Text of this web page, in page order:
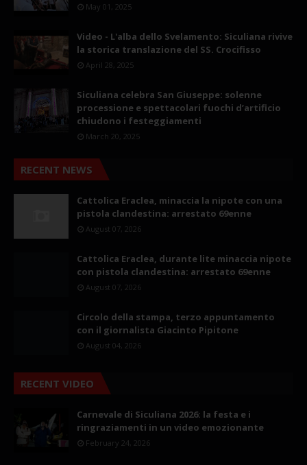
May 01, 2025
Video - L'alba dello Svelamento: Siculiana rivive
la storica translazione del SS. Crocifisso
April 28, 2025
Siculiana celebra San Giuseppe: solenne
processione e spettacolari fuochi d’artificio
chiudono i festeggiamenti
March 20, 2025
RECENT NEWS
Cattolica Eraclea, minaccia la nipote con una
pistola clandestina: arrestato 69enne
August 07, 2026
Cattolica Eraclea, durante lite minaccia nipote
con pistola clandestina: arrestato 69enne
August 07, 2026
Circolo della stampa, terzo appuntamento
con il giornalista Giacinto Pipitone
August 04, 2026
RECENT VIDEO
Carnevale di Siculiana 2026: la festa e i
ringraziamenti in un video emozionante
February 24, 2026